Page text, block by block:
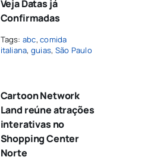
Veja Datas já
Confirmadas
Tags: abc,comida
italiana, guias, São Paulo
Cartoon Network
Land reúne atrações
interativas no
Shopping Center
Norte